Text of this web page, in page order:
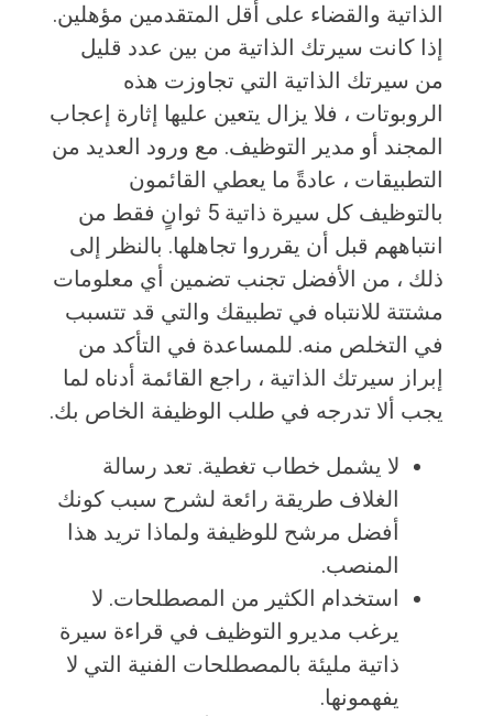
الذاتية والقضاء على أقل المتقدمين مؤهلين.
إذا كانت سيرتك الذاتية من بين عدد قليل
من سيرتك الذاتية التي تجاوزت هذه
الروبوتات ، فلا يزال يتعين عليها إثارة إعجاب
المجند أو مدير التوظيف. مع ورود العديد من
التطبيقات ، عادةً ما يعطي القائمون
بالتوظيف كل سيرة ذاتية 5 ثوانٍ فقط من
انتباههم قبل أن يقرروا تجاهلها. بالنظر إلى
ذلك ، من الأفضل تجنب تضمين أي معلومات
مشتتة للانتباه في تطبيقك والتي قد تتسبب
في التخلص منه. للمساعدة في التأكد من
إبراز سيرتك الذاتية ، راجع القائمة أدناه لما
يجب ألا تدرجه في طلب الوظيفة الخاص بك.
لا يشمل خطاب تغطية. تعد رسالة
الغلاف طريقة رائعة لشرح سبب كونك
أفضل مرشح للوظيفة ولماذا تريد هذا
المنصب.
استخدام الكثير من المصطلحات. لا
يرغب مديرو التوظيف في قراءة سيرة
ذاتية مليئة بالمصطلحات الفنية التي لا
يفهمونها.